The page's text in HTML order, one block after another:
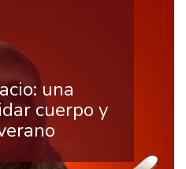
una
cuerpo y